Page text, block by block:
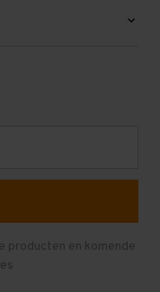
producten en komende